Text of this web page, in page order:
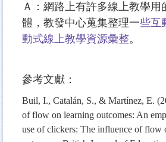
Ａ：網路上有許多線上教學用
體，教發中心蒐集整理一些互
動式線上教學資源彙整。
參考文獻：
Buil, I., Catalán, S., & Martínez, E.
of flow on learning outcomes: An
use of clickers: The influence of flow